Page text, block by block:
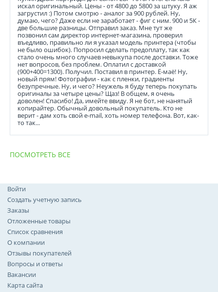
искал оригинальный. Цены - от 4800 до 5800 за штуку. Я аж
загрустил :) Потом смотрю - аналог за 900 рублей. Ну,
думаю, чего? Даже если не заработает - фиг с ним. 900 и 5К -
две большие разницы. Отправил заказ. Мне тут же
позвонил сам директор интернет-магазина, проверил
въедливо, правильно ли я указал модель принтера (чтобы
не было ошибок). Попросил сделать предоплату, так как
стало очень много случаев невыкупа после доставки. Тоже
нет вопросов, без проблем. Оплатил с доставкой
(900+400=1300). Получил. Поставил в принтер. Ё-маё! Ну,
новый прям! Фотографии - как с пленки, градиенты
безупречные. Ну, и чего? Неужель я буду теперь покупать
оригиналы за четыре цены? Щаз! В общем, я очень
доволен! Спасибо! Да, имейте ввиду. Я не бот, не нанятый
копирайтер. Обычный довольный покупатель. Кто не
верит - дам хоть свой e-mail, хоть номер телефона. Вот, как-
то так...
ПОСМОТРЕТЬ ВСЕ
Войти
Создать учетную запись
Заказы
Отложенные товары
Список сравнения
О компании
Отзывы покупателей
Вопросы и ответы
Вакансии
Карта сайта